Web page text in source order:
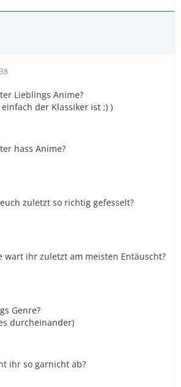
Lieblings Anime?
einfach der Klassiker ist ;) )
hass Anime?
zuletzt so richtig gefesselt?
wart ihr zuletzt am meisten Entäuscht?
Genre?
durcheinander)
ihr so garnicht ab?